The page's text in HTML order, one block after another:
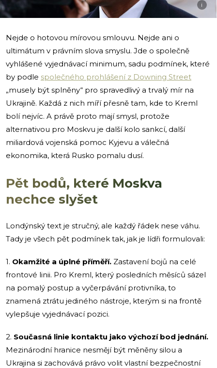
i
Nejde o hotovou mírovou smlouvu. Nejde ani o
ultimátum v právním slova smyslu. Jde o společně
vyhlášené vyjednávací minimum, sadu podmínek, které
by podle společného prohlášení z Downing Street
„musely být splněny“ pro spravedlivý a trvalý mír na
Ukrajině. Každá z nich míří přesně tam, kde to Kreml
bolí nejvíc. A právě proto mají smysl, protože
alternativou pro Moskvu je další kolo sankcí, další
miliardová vojenská pomoc Kyjevu a válečná
ekonomika, která Rusko pomalu dusí.
Pět bodů, které Moskva
nechce slyšet
Londýnský text je stručný, ale každý řádek nese váhu.
Tady je všech pět podmínek tak, jak je lídři formulovali:
1. Okamžité a úplné příměří. Zastavení bojů na celé
frontové linii. Pro Kreml, který posledních měsíců sázel
na pomalý postup a vyčerpávání protivníka, to
znamená ztrátu jediného nástroje, kterým si na frontě
vylepšuje vyjednávací pozici.
2. Současná linie kontaktu jako výchozí bod jednání.
Mezinárodní hranice nesmějí být měněny silou a
Ukrajina si zachovává právo volit vlastní bezpečnostní